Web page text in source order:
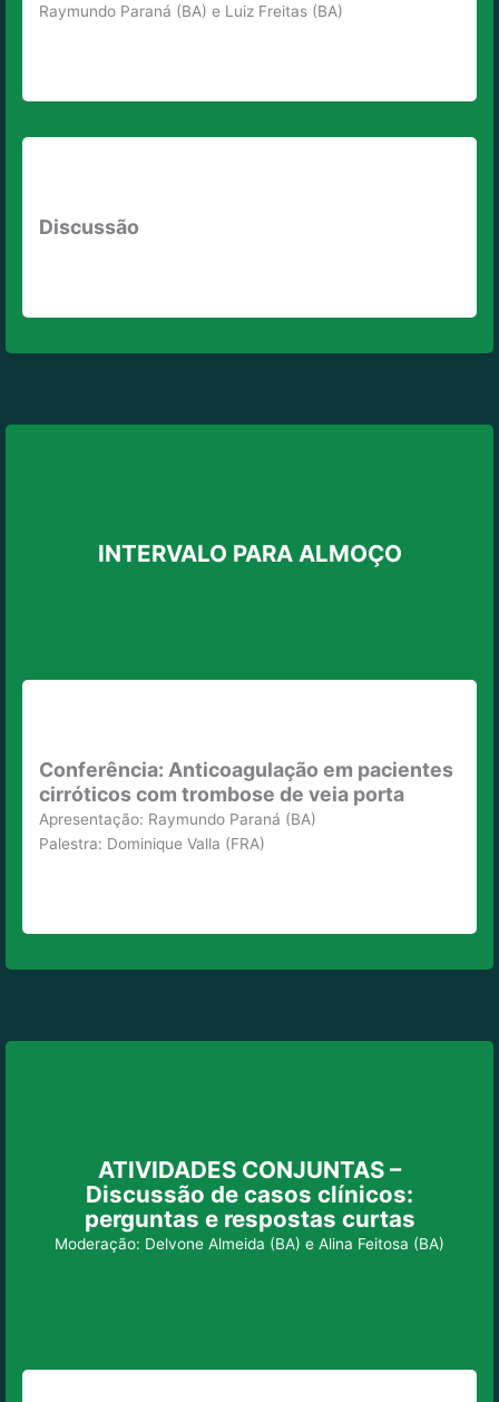
Raymundo Paraná (BA) e Luiz Freitas (BA)
Discussão
INTERVALO PARA ALMOÇO
Conferência: Anticoagulação em pacientes
cirróticos com trombose de veia porta
Apresentação: Raymundo Paraná (BA)
Palestra: Dominique Valla (FRA)
ATIVIDADES CONJUNTAS –
Discussão de casos clínicos:
perguntas e respostas curtas
Moderação: Delvone Almeida (BA) e Alina Feitosa (BA)